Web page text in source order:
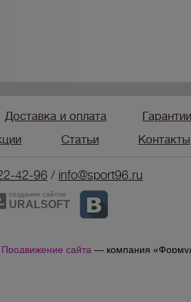
Доставка и оплата
Статьи Контакты
42-96/ info@sport96.ru
создание сайтов
URALSOFT
Продвижение сайта — компания